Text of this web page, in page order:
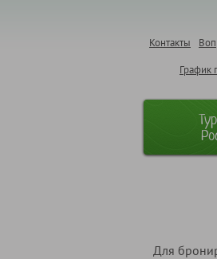
Контакты
График
Для